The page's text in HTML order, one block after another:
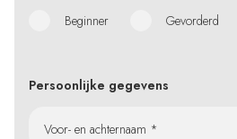
Beginner
Gevorderd
Persoonlijke gegevens
Voor- en achternaam *